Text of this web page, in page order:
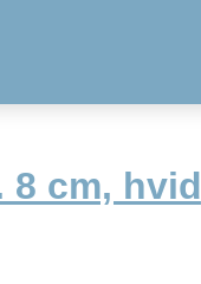
8 cm,